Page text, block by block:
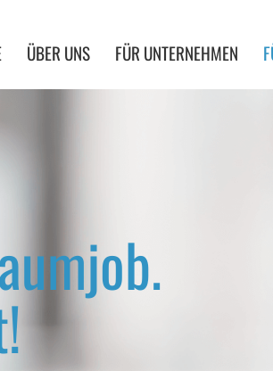
ÜBER UNS FÜR UNTERNEHMEN